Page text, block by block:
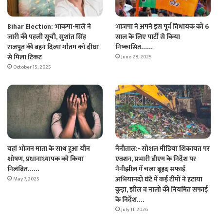
Bihar Election: भाकपा-माले ने
जारी की पहली सूची, सुशांत सिंह
राजपूत की बहन दिव्या गौतम को दीघा
से मिला टिकट
October 15, 2025
भाजपा ने अपने इस पूर्व विधायक को 6
साल के लिए पार्टी से किया
निष्कासित……
June 28, 2025
यहां भोजन माता के साथ हुआ यौन
शोषण, प्रधानाध्यापक को किया
निलंबित……
May 7, 2025
नैनीताल:- सोशल मीडिया शिकायत पर
एक्शन, प्रभारी डीएम के निर्देश पर
नैनीझील में चला बृहद सफाई
अभियानदो घंटे में कई टीमों ने हटाया
कूड़ा, झील व नालों की नियमित सफाई
के निर्देश….
July 11, 2026